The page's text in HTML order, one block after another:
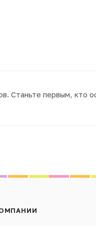
Станьте первым, кто